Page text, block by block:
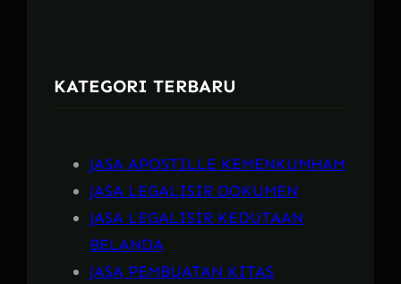
h
KATEGORI TERBARU
JASA APOSTILLE KEMENKUMHAM
JASA LEGALISIR DOKUMEN
JASA LEGALISIR KEDUTAAN
BELANDA
JASA PEMBUATAN KITAS